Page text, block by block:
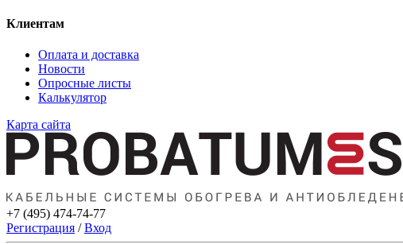
Клиентам
Оплата и доставка
Новости
Опросные листы
Калькулятор
Карта сайта
+7 (495) 474-74-77
Регистрация /Вход